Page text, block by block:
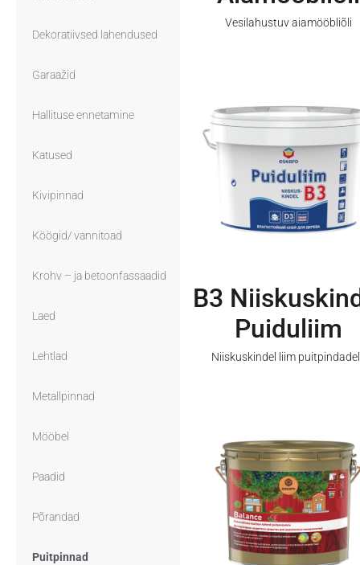
Dekoratiivsed lahendused
Garaažid
Hallituse ennetamine
Katused
Kivipinnad
Köögid/ vannitoad
Krohv – ja betoonfassaadid
Laed
Lehtlad
Metallpinnad
Mööbel
Paadid
Põrandad
Puitpinnad
Vesilahustuv aiamööbliõli
B3
Puiduliim
Niiskuskindel liim